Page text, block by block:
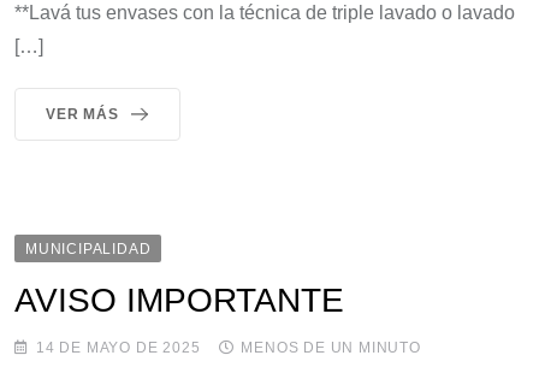
**Lavá tus envases con la técnica de triple lavado o lavado
[…]
VER MÁS
MUNICIPALIDAD
AVISO IMPORTANTE
14 DE MAYO DE 2025 MENOS DE UN MINUTO